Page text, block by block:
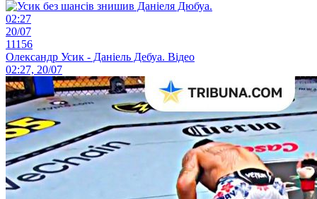
02:27
20/07
11156
Олександр Усик - Даніель Дебуа. Відео
02:27, 20/07